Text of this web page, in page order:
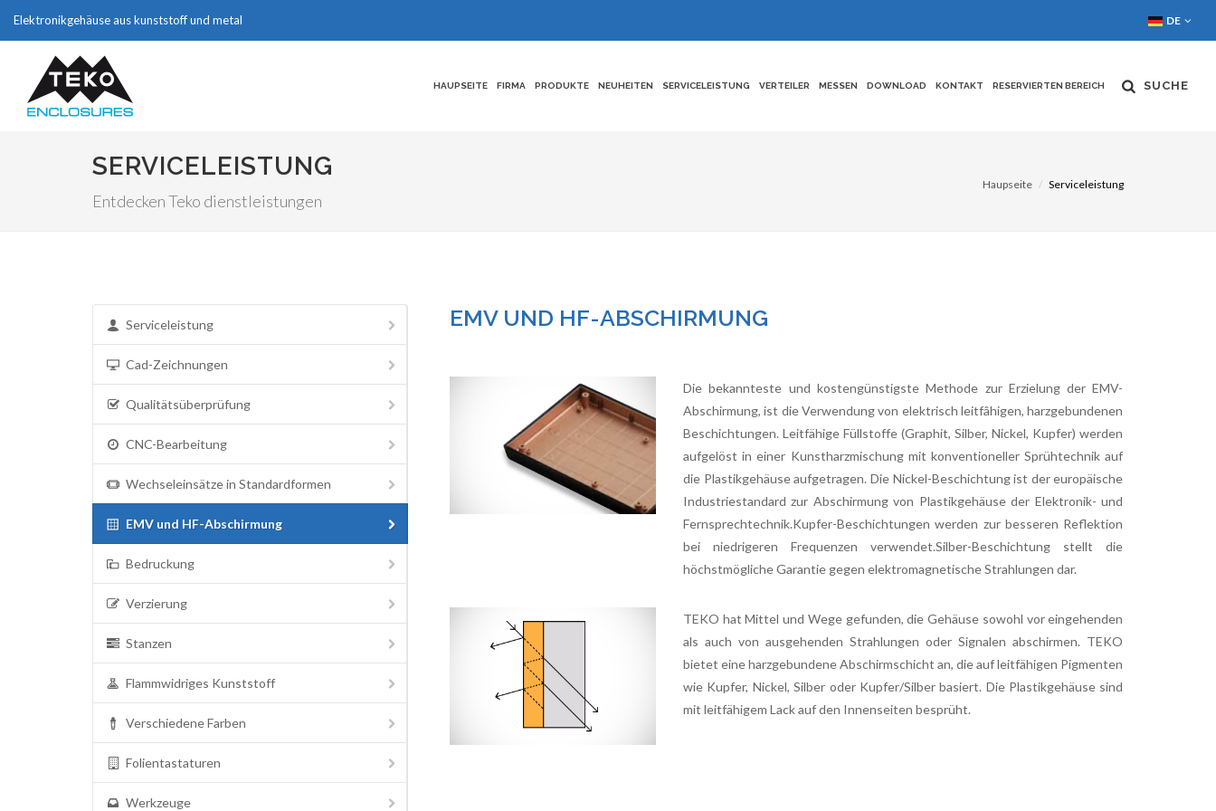
Elektronikgehäuse aus kunststoff und metal DE
HAUPSEITE FIRMA PRODUKTE NEUHEITEN SERVICELEISTUNG VERTEILER MESSEN DOWNLOAD KONTAKT RESERVIERTEN BEREICH SUCHE
SERVICELEISTUNG
Entdecken Teko dienstleistungen
Haupseite Serviceleistung
Serviceleistung
Cad-Zeichnungen
Qualitätsüberprüfung
CNC-Bearbeitung
Wechseleinsätze in Standardformen
EMV und HF-Abschirmung
Bedruckung
Verzierung
Stanzen
Flammwidriges Kunststoff
Verschiedene Farben
Folientastaturen
Werkzeuge
EMV UND HF-ABSCHIRMUNG
Die bekannteste und kostengünstigste Methode zur Erzielung der EMV-
Abschirmung, ist die Verwendung von elektrisch leitfâhigen, harzgebundenen
Beschichtungen. Leitfähige Füllstoffe (Graphit, Silber, Nickel, Kupfer) werden
aufgelöst in einer Kunstharzmischung mit konventioneller Sprühtechnik auf
die Plastikgehäuse aufgetragen. Die Nickel-Beschichtung ist der europäische
Industriestandard zur Abschirmung von Plastikgehäuse der Elektronik- und
Fernsprechtechnik.Kupfer-Beschichtungen werden zur besseren Reflektion
bei niedrigeren Frequenzen verwendet.Silber-Beschichtung stellt die
höchstmögliche Garantie gegen elektromagnetische Strahlungen dar.
TEKO hat Mittel und Wege gefunden, die Gehäuse sowohl vor eingehenden
als auch von ausgehenden Strahlungen oder Signalen abschirmen. TEKO
bietet eine harzgebundene Abschirmschicht an, die auf leitfähigen Pigmenten
wie Kupfer, Nickel, Silber oder Kupfer/Silber basiert. Die Plastikgehäuse sind
mit leitfähigem Lack auf den Innenseiten besprüht.